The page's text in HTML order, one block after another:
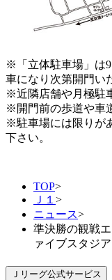
※「立体駐車場」は
車になり次第開門い
※近隣店舗や月極駐
※開門前の歩道や車
※駐車場には限りが
下さい。
TOP>
Ｊ１ >
ニュース>
準決勝の観戦
ァイブスタジ
Ｊリーグ公式サービス